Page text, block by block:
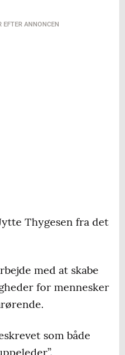
ANNONCEN
Thygesen fra det
med at skabe
for mennesker
som både